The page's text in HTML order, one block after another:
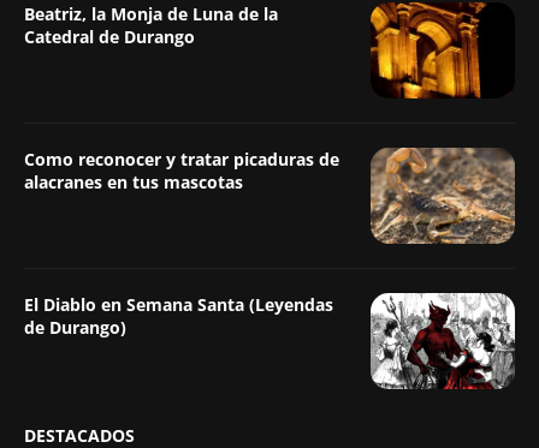
Beatriz, la Monja de Luna de la
Catedral de Durango
Como reconocer y tratar picaduras de
alacranes en tus mascotas
El Diablo en Semana Santa (Leyendas
de Durango)
DESTACADOS